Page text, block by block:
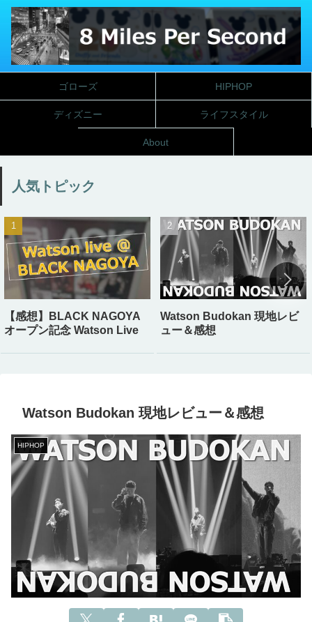
ゴローズ HIPHOP
ディズニー ライフスタイル
About
人気トピック
【感想】BLACK NAGOYA
オープン記念 Watson Live
Watson Budokan 現地レビ
ュー＆感想
Watson Budokan 現地レビュー＆感想
HIPHOP